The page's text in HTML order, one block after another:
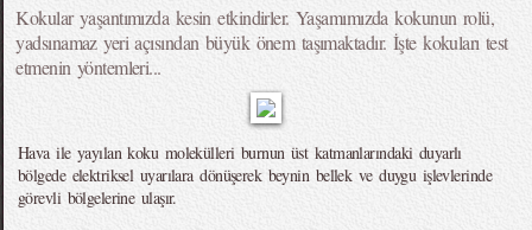
Kokular yaşantımızda kesin etkindirler. Yaşamımızda kokunun rolü,
yadsınamaz yeri açısından büyük önem taşımaktadır. İşte kokuları test
etmenin yöntemleri...
Hava ile yayılan koku molekülleri burnun üst katmanlarındaki duyarlı
bölgede elektriksel uyarılara dönüşerek beynin bellek ve duygu işlevlerinde
görevli bölgelerine ulaşır.